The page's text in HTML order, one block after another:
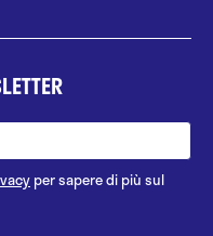
per sapere di più sul